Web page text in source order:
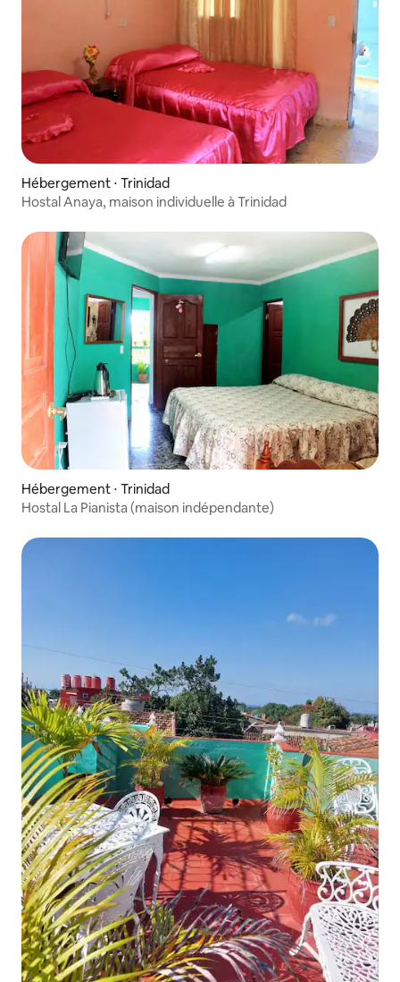
Hébergement ⋅ Trinidad
Hostal Anaya, maison individuelle à Trinidad
Hébergement ⋅ Trinidad
Hostal La Pianista (maison indépendante)